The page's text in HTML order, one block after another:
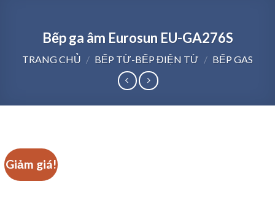
Bếp ga âm Eurosun EU-GA276S
TRANG CHỦ / BẾP TỪ-BẾP ĐIỆN TỪ / BẾP GAS
Giảm giá!